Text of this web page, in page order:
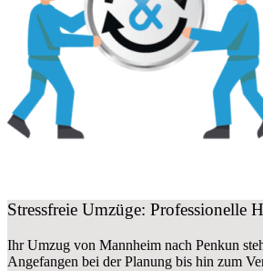
Stressfreie Umzüge:
Ihr Umzug von Mannheim nach Penkun
Angefangen bei der Planung bis hin zum